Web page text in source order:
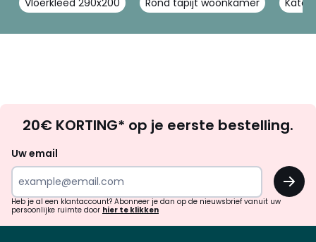
Vloerkleed 290x200 Rond tapijt woonkamer
zoek
inspiratie
verrassingen?
20€ KORTING* op je eerste bestelling.
Uw email
OK
Heb je al een klantaccount? Abonneer je dan op de nieuwsbrief vanuit uw
persoonlijke ruimte door hier te klikken